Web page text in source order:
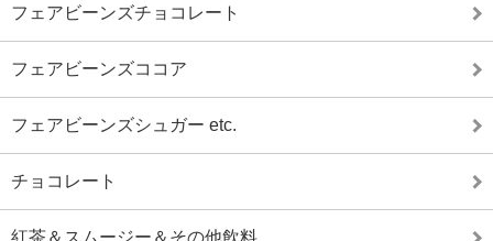
フェアビーンズチョコレート
フェアビーンズココア
フェアビーンズシュガー etc.
チョコレート
紅茶＆スムージー＆その他飲料